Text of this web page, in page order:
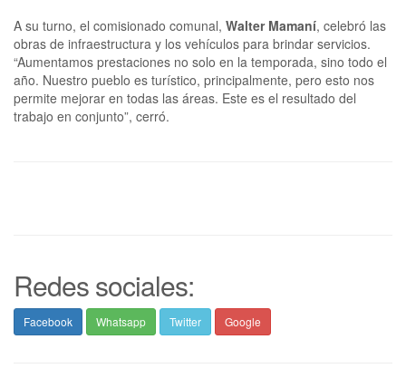
A su turno, el comisionado comunal, Walter Mamaní, celebró las
obras de infraestructura y los vehículos para brindar servicios.
“Aumentamos prestaciones no solo en la temporada, sino todo el
año. Nuestro pueblo es turístico, principalmente, pero esto nos
permite mejorar en todas las áreas. Este es el resultado del
trabajo en conjunto”, cerró.
Redes sociales:
Facebook Whatsapp Twitter Google